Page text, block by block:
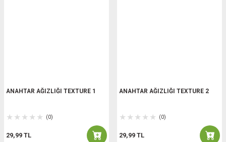
ANAHTAR AĞIZLIĞI TEXTURE 1
(0)
29,99 TL
ANAHTAR AĞIZLIĞI TEXTURE 2
(0)
29,99 TL